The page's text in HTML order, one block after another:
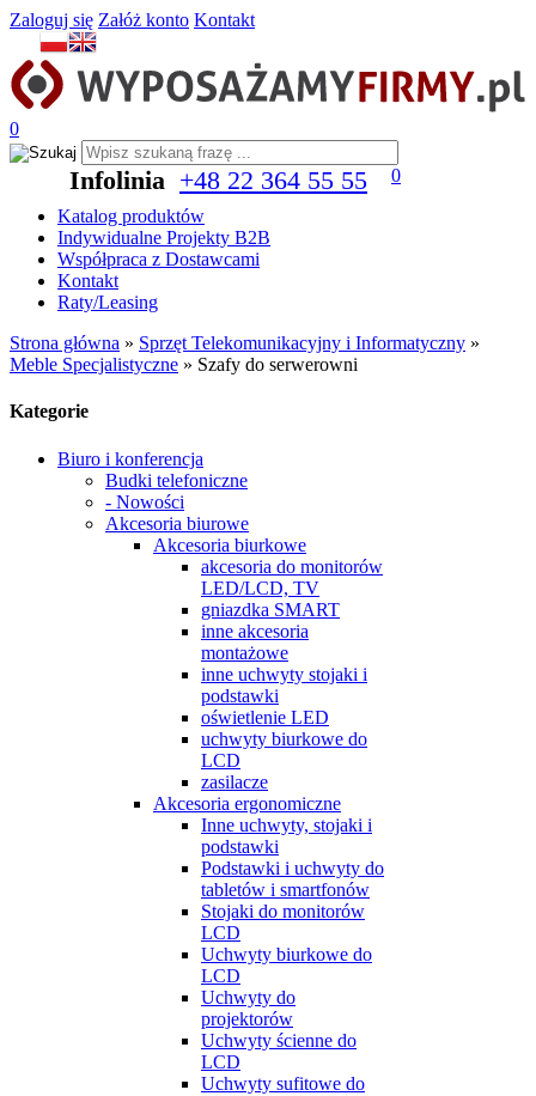
Zaloguj się Załóż konto Kontakt
0
Infolinia +48 22 364 55 55
0
Katalog produktów
Indywidualne Projekty B2B
Współpraca z Dostawcami
Kontakt
Raty/Leasing
Strona główna » Sprzęt Telekomunikacyjny i Informatyczny »
Meble Specjalistyczne » Szafy do serwerowni
Kategorie
Biuro i konferencja
Budki telefoniczne
- Nowości
Akcesoria biurowe
Akcesoria biurkowe
akcesoria do monitorów
LED/LCD, TV
gniazdka SMART
inne akcesoria
montażowe
inne uchwyty stojaki i
podstawki
oświetlenie LED
uchwyty biurkowe do
LCD
zasilacze
Akcesoria ergonomiczne
Inne uchwyty, stojaki i
podstawki
Podstawki i uchwyty do
tabletów i smartfonów
Stojaki do monitorów
LCD
Uchwyty biurkowe do
LCD
Uchwyty do
projektorów
Uchwyty ścienne do
LCD
Uchwyty sufitowe do